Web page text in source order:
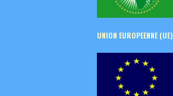
UNION EUROPEENNE (UE)